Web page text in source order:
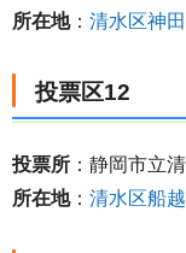
所在地： 清水区神
投票区12
投票所 ：静岡市立
所在地： 清水区船